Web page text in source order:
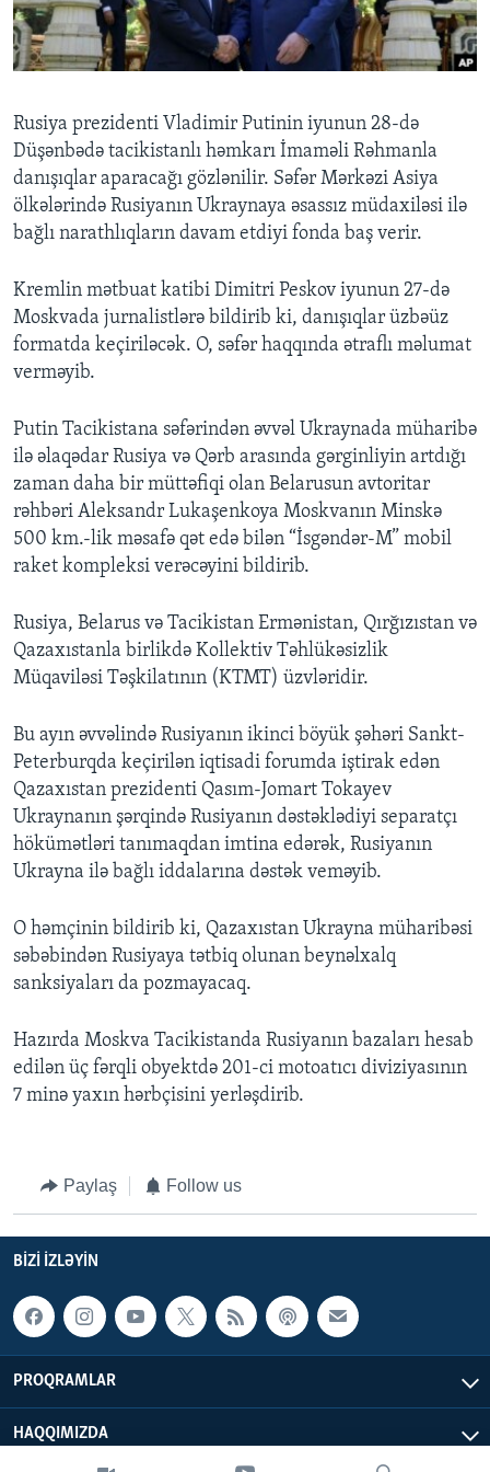
BIZI IZLƏYIN
Dillər
Rusiya prezidenti Vladimir Putinin iyunun 28-də
Düşənbədə tacikistanlı həmkarı İmaməli Rəhmanla
danışıqlar aparacağı gözlənilir. Səfər Mərkəzi Asiya
ölkələrində Rusiyanın Ukraynaya əsassız müdaxiləsi ilə
bağlı narathlıqların davam etdiyi fonda baş verir.
Kremlin mətbuat katibi Dimitri Peskov iyunun 27-də
Moskvada jurnalistlərə bildirib ki, danışıqlar üzbəüz
formatda keçiriləcək. O, səfər haqqında ətraflı məlumat
verməyib.
Putin Tacikistana səfərindən əvvəl Ukraynada müharibə
ilə əlaqədar Rusiya və Qərb arasında gərginliyin artdığı
zaman daha bir müttəfiqi olan Belarusun avtoritar
rəhbəri Aleksandr Lukaşenkoya Moskvanın Minskə
500 km.-lik məsafə qət edə bilən “İsgəndər-M” mobil
raket kompleksi verəcəyini bildirib.
Rusiya, Belarus və Tacikistan Ermənistan, Qırğızıstan və
Qazaxıstanla birlikdə Kollektiv Təhlükəsizlik
Müqaviləsi Təşkilatının (KTMT) üzvləridir.
Bu ayın əvvəlində Rusiyanın ikinci böyük şəhəri Sankt-
Peterburqda keçirilən iqtisadi forumda iştirak edən
Qazaxıstan prezidenti Qasım-Jomart Tokayev
Ukraynanın şərqində Rusiyanın dəstəklədiyi separatçı
hökümətləri tanımaqdan imtina edərək, Rusiyanın
Ukrayna ilə bağlı iddalarına dəstək veməyib.
O həmçinin bildirib ki, Qazaxıstan Ukrayna müharibəsi
səbəbindən Rusiyaya tətbiq olunan beynəlxalq
sanksiyaları da pozmayacaq.
Hazırda Moskva Tacikistanda Rusiyanın bazaları hesab
edilən üç fərqli obyektdə 201-ci motoatıcı diviziyasının
7 minə yaxın hərbçisini yerləşdirib.
Paylaş Follow us
BIZI IZLƏYIN
PROQRAMLAR
HAQQIMIZDA